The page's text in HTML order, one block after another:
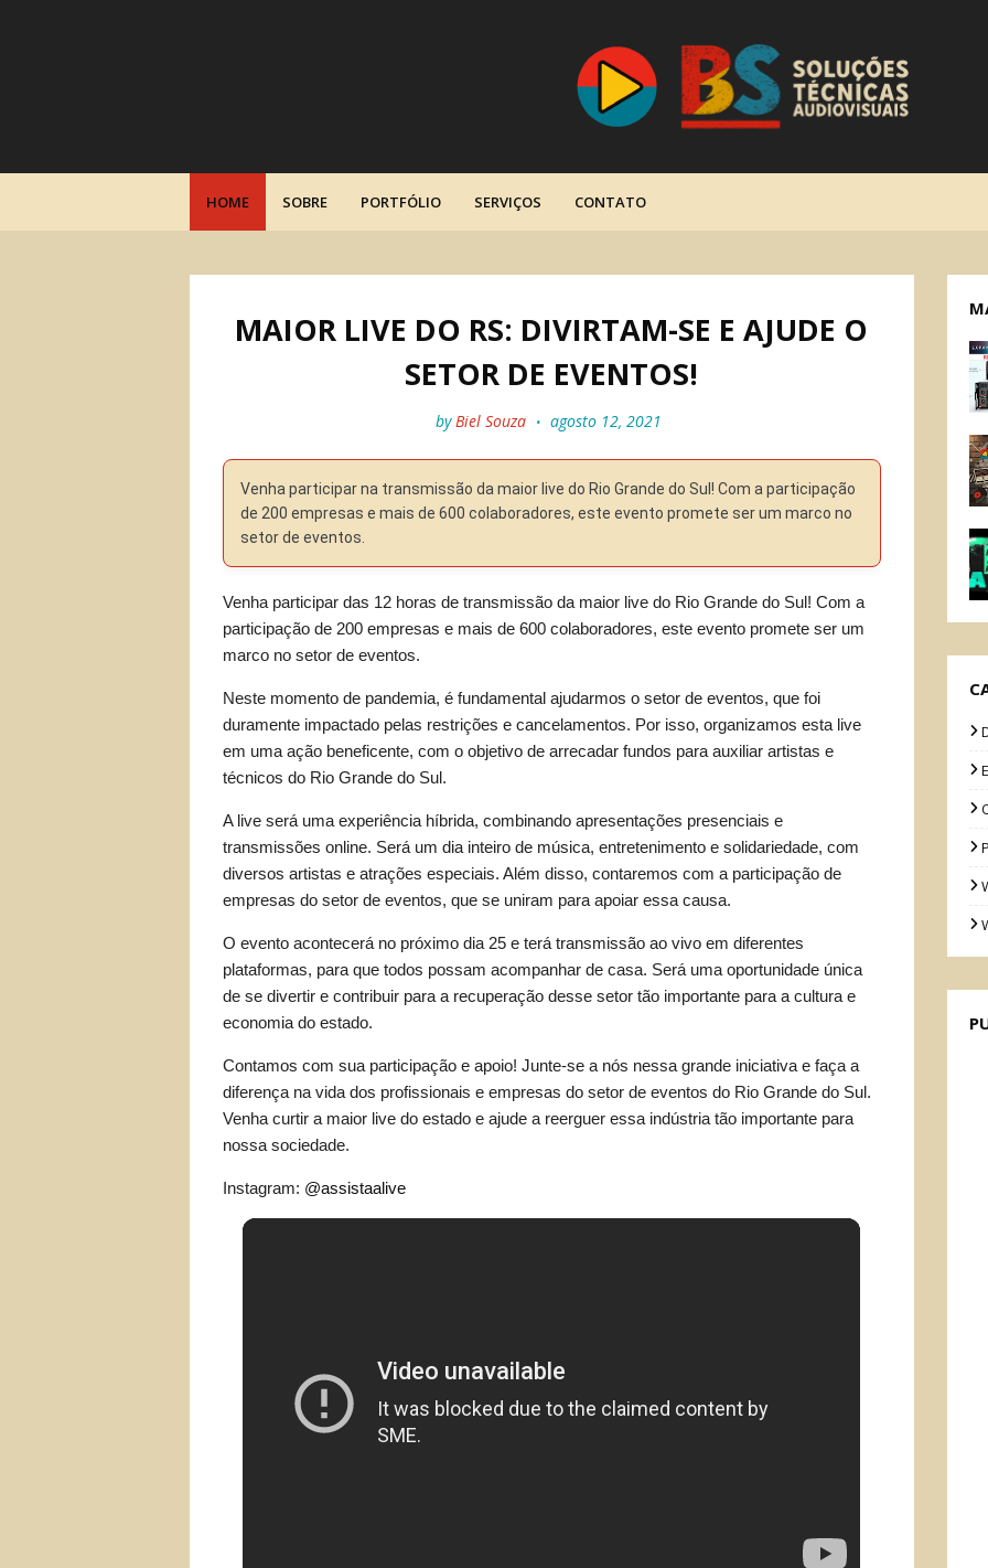
HOME SOBRE PORTFÓLIO SERVIÇOS CONTATO
MAIOR LIVE DO RS: DIVIRTAM-SE E AJUDE O
SETOR DE EVENTOS!
byBiel Souza agosto 12, 2021
Venha participar na transmissão da maior live do Rio Grande do Sul! Com a participação
de 200 empresas e mais de 600 colaboradores, este evento promete ser um marco no
setor de eventos.
Venha participar das 12 horas de transmissão da maior live do Rio Grande do Sul! Com a
participação de 200 empresas e mais de 600 colaboradores, este evento promete ser um
marco no setor de eventos.
Neste momento de pandemia, é fundamental ajudarmos o setor de eventos, que foi
duramente impactado pelas restrições e cancelamentos. Por isso, organizamos esta live
em uma ação beneficente, com o objetivo de arrecadar fundos para auxiliar artistas e
técnicos do Rio Grande do Sul.
A live será uma experiência híbrida, combinando apresentações presenciais e
transmissões online. Será um dia inteiro de música, entretenimento e solidariedade, com
diversos artistas e atrações especiais. Além disso, contaremos com a participação de
empresas do setor de eventos, que se uniram para apoiar essa causa.
O evento acontecerá no próximo dia 25 e terá transmissão ao vivo em diferentes
plataformas, para que todos possam acompanhar de casa. Será uma oportunidade única
de se divertir e contribuir para a recuperação desse setor tão importante para a cultura e
economia do estado.
Contamos com sua participação e apoio! Junte-se a nós nessa grande iniciativa e faça a
diferença na vida dos profissionais e empresas do setor de eventos do Rio Grande do Sul.
Venha curtir a maior live do estado e ajude a reerguer essa indústria tão importante para
nossa sociedade.
Instagram: @assistaalive